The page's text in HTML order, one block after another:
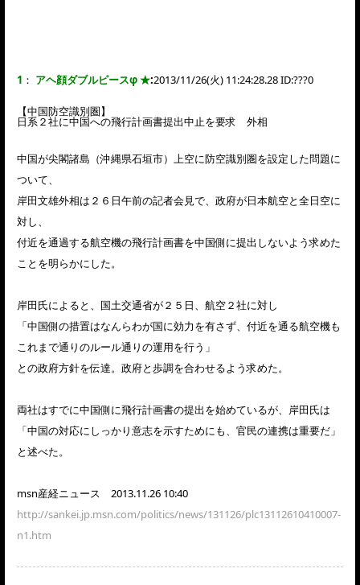
1 ： アヘ顔ダブルピースφ ★:2013/11/26(火) 11:24:28.28 ID:???0
【中国防空識別圏】
日系２社に中国への飛行計画書提出中止を要求 外相
中国が尖閣諸島（沖縄県石垣市）上空に防空識別圏を設定した問題に
ついて、
岸田文雄外相は２６日午前の記者会見で、政府が日本航空と全日空に
対し、
付近を通過する航空機の飛行計画書を中国側に提出しないよう求めた
ことを明らかにした。
岸田氏によると、国土交通省が２５日、航空２社に対し
「中国側の措置はなんらわが国に効力を有さず、付近を通る航空機も
これまで通りのルール通りの運用を行う」
との政府方針を伝達。政府と歩調を合わせるよう求めた。
両社はすでに中国側に飛行計画書の提出を始めているが、岸田氏は
「中国の対応にしっかり意志を示すためにも、官民の連携は重要だ」
と述べた。
msn産経ニュース 2013.11.26 10:40
http://sankei.jp.msn.com/politics/news/131126/plc13112610410007-
n1.htm